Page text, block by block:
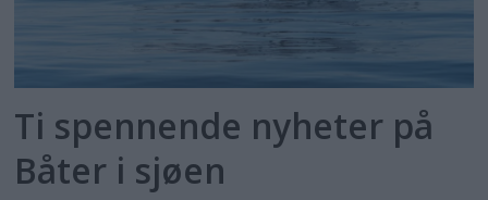
Ti spennende nyheter på
Båter i sjøen